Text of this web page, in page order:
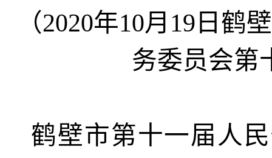
（2020年10月 19 日鹤
务委员会第
鹤壁市第十一届人